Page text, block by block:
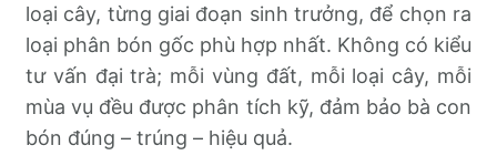
loại cây, từng giai đoạn sinh trưởng, để chọn ra
loại phân bón gốc phù hợp nhất. Không có kiểu
tư vấn đại trà; mỗi vùng đất, mỗi loại cây, mỗi
mùa vụ đều được phân tích kỹ, đảm bảo bà con
bón đúng – trúng – hiệu quả.